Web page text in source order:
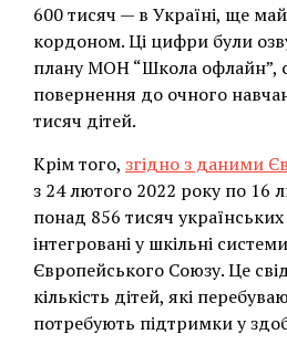
600 тисяч — в Україні, ще
кордоном. Ці цифри були
плану МОН “Школа офлайн”,
повернення до очного
тисяч дітей.
Крім того, згідно з даними
з 24 лютого 2022 року по 16
понад 856 тисяч українських
інтегровані у шкільні
Європейського Союзу. Це
кількість дітей, які
потребують підтримки у